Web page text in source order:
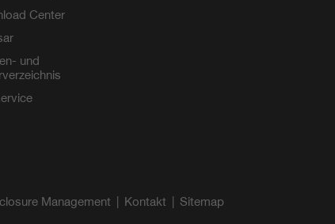
Center
und
Management Kontakt Sitemap